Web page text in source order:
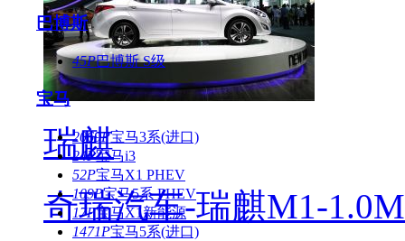
巴博斯
45P巴博斯 S级
宝马
2069P宝马3系(进口)
24P宝马i3
52P宝马X1 PHEV
109P宝马5系 PHEV
17P宝马X1新能源
1471P宝马5系(进口)
瑞麒
奇瑞汽车-瑞麒M1-